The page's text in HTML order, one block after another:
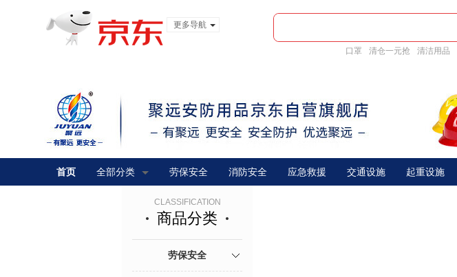
更多导航
口罩 清仓一元抢 清洁用品
首页 全部分类 劳保安全 消防安全 应急救援 交通设施 起重设施
CLASSIFICATION
商品分类
劳保安全